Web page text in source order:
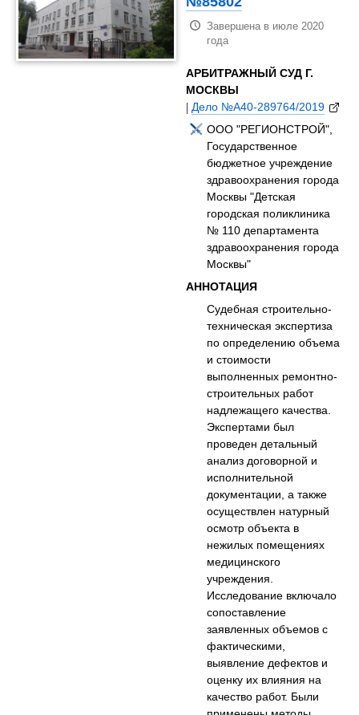
Завершена в июле 2020
года
АРБИТРАЖНЫЙ СУД Г.
МОСКВЫ
|Дело №А40-289764/2019
ООО "РЕГИОНСТРОЙ",
Государственное
бюджетное учреждение
здравоохранения города
Москвы "Детская
городская поликлиника
№ 110 департамента
здравоохранения города
Москвы"
АННОТАЦИЯ
Судебная строительно-
техническая экспертиза
по определению объема
и стоимости
выполненных ремонтно-
строительных работ
надлежащего качества.
Экспертами был
проведен детальный
анализ договорной и
исполнительной
документации, а также
осуществлен натурный
осмотр объекта в
нежилых помещениях
медицинского
учреждения.
Исследование включало
сопоставление
заявленных объемов с
фактическими,
выявление дефектов и
оценку их влияния на
качество работ. Были